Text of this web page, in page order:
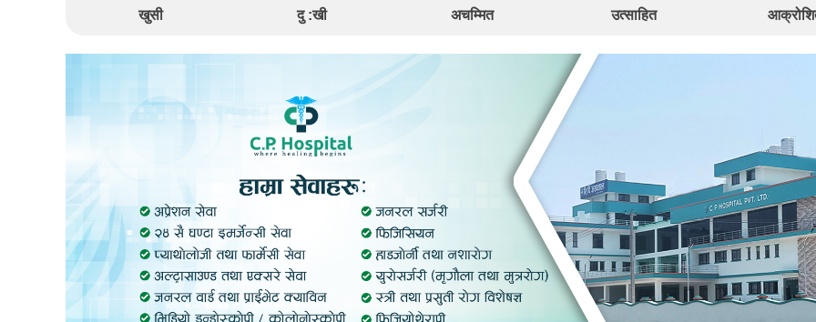
खुसी दु :खी अचम्मित उत्साहित